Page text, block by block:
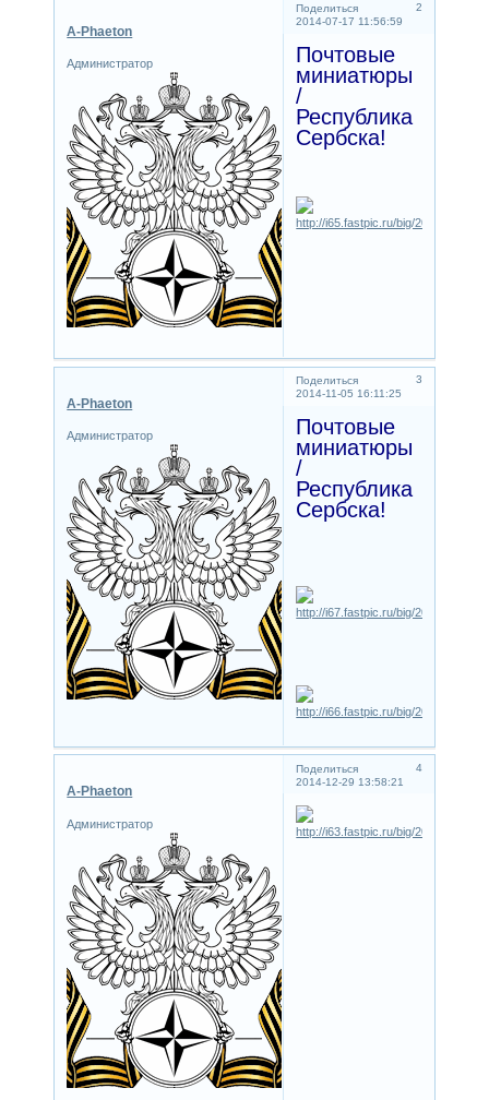
Поделиться
2
2014-07-17 11:56:59
A-Phaeton
Администратор
Почтовые
миниатюры
/
Республика
Сербска!
Поделиться
3
2014-11-05 16:11:25
A-Phaeton
Администратор
Почтовые
миниатюры
/
Республика
Сербска!
Поделиться
4
2014-12-29 13:58:21
A-Phaeton
Администратор